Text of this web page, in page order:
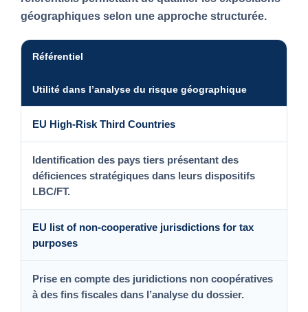
géographiques selon une approche structurée.
Référentiel
Utilité dans l’analyse du risque géographique
EU High-Risk Third Countries
Identification des pays tiers présentant des
déficiences stratégiques dans leurs dispositifs
LBC/FT.
EU list of non-cooperative jurisdictions for tax
purposes
Prise en compte des juridictions non coopératives
à des fins fiscales dans l’analyse du dossier.